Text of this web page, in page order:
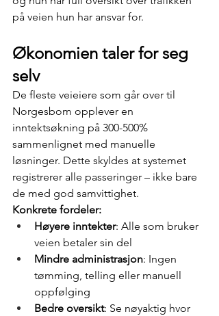
på veien hun har ansvar for.
Økonomien taler for seg
selv
De fleste veieiere som går over til
Norgesbom opplever en
inntektsøkning på 300-500%
sammenlignet med manuelle
løsninger. Dette skyldes at systemet
registrerer alle passeringer – ikke bare
de med god samvittighet.
Konkrete fordeler:
Høyere inntekter: Alle som bruker
veien betaler sin del
Mindre administrasjon: Ingen
tømming, telling eller manuell
oppfølging
Bedre oversikt: Se nøyaktig hvor